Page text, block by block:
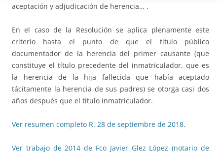
aceptación y adjudicación de herencia… .
En el caso de la Resolución se aplica plenamente este
criterio hasta el punto de que el titulo público
documentador de la herencia del primer causante (que
constituye el título precedente del inmatriculador, que es
la herencia de la hija fallecida que había aceptado
tácitamente la herencia de sus padres) se otorga casi dos
años después que el título inmatriculador.
Ver resumen completo R. 28 de septiembre de 2018.
Ver trabajo de 2014 de Fco Javier Glez López (notario de